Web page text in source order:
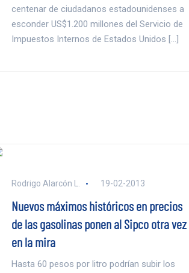
centenar de ciudadanos estadounidenses a
esconder US$1.200 millones del Servicio de
Impuestos Internos de Estados Unidos […]
Rodrigo Alarcón L. 19-02-2013
Nuevos máximos históricos en precios
de las gasolinas ponen al Sipco otra vez
en la mira
Hasta 60 pesos por litro podrían subir los